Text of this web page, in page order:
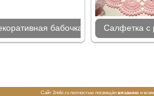
бабочка Салфетка с
Сайт 2nitki.ru полностью посвящён вязанию и